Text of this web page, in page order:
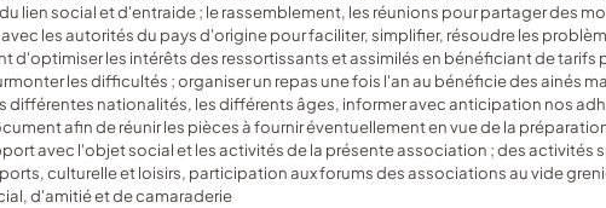
lien social et d'entraide ; le rassemblement, les réunions pour partager des
les autorités du pays d'origine pour faciliter, simplifier, résoudre les
les intérêts des ressortissants et assimilés en bénéficiant de tarifs
les difficultés ; organiser un repas une fois l'an au bénéficie des ainés
différentes nationalités, les différents âges, informer avec anticipation nos
afin de réunir les pièces à fournir éventuellement en vue de la
avec l'objet social et les activités de la présente association ; des activités
culturelle et loisirs, participation aux forums des associations au vide
d'amitié et de camaraderie